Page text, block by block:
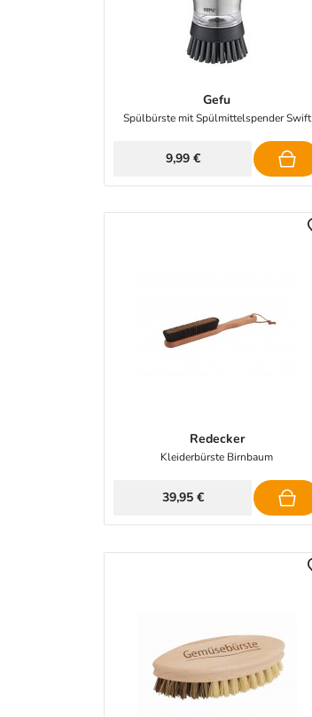
Gefu
Spülbürste mit Spülmittelspender Swift
9,99 €
Redecker
Kleiderbürste Birnbaum
39,95 €